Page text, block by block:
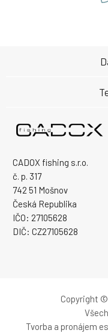
CADOX fishing s.r.o.
č. p. 317
742 51 Mošnov
Česká Republika
IČO: 27105628
DIČ: CZ27105628
Copyright ©
Tvorba a pronájem